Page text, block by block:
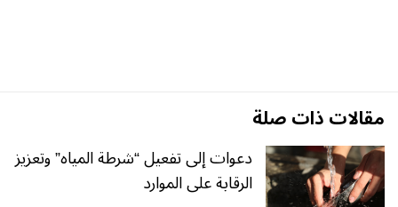
مقالات ذات صلة
دعوات إلى تفعيل “شرطة المياه” وتعزيز
الرقابة على الموارد